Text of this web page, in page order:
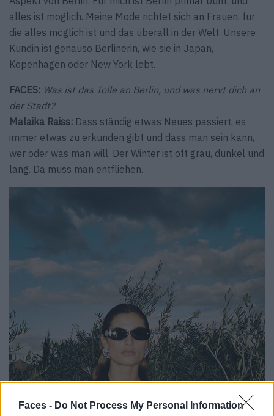
Faces - Do Not Process My Personal Information
alles ist möglich. Meine Mode richtet sich an Frauen, für
die alles möglich ist und das überall in der Welt. Unsere
Kundin ist genauso Berlinerin, wie sie in Japan,
Kopenhagen oder New York lebt.
FACES: Was ist das Tolle an Berlin, und was nervt dich an
der Stadt?
Malaika Raiss: Dass ständig etwas Neues passiert, es
immer etwas zu erkunden gibt und dass man sein kann,
wer oder was man will. Der Winter ist oft grau, dunkel und
lang. Da muss man entfliehen.